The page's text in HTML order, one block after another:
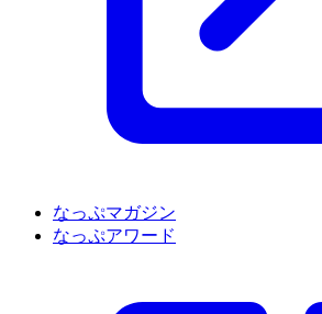
なっぷマガジン
なっぷアワード